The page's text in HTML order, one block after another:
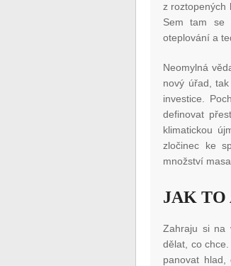
z roztopených
Sem tam se
oteplování a
Neomylná
nový úřad,
investice.
definovat
klimatickou
zločinec ke
množství
JAK TO
Zahraju si na
dělat, co
panovat hlad,